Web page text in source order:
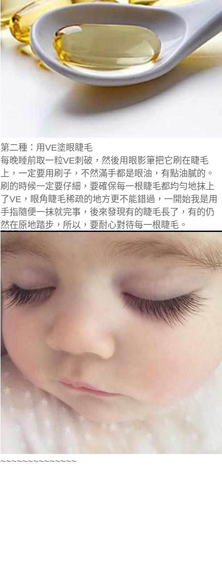
第二種：用VE塗眼睫毛
每晚睡前取一粒VE刺破，然後用眼影筆把它刷在睫毛
上，一定要用刷子，不然滿手都是眼油，有點油膩的。
刷的時候一定要仔細，要確保每一根睫毛都均勻地抹上
了VE，眼角睫毛稀疏的地方更不能錯過，一開始我是用
手指隨便一抹就完事，後來發現有的睫毛長了，有的仍
然在原地踏步，所以，要耐心對待每一根睫毛。
~~~~~~~~~~~~~~